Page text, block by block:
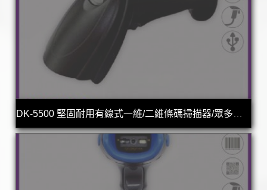
DK-5500 堅固耐用有線式一維/二維條碼掃描器/眾多專案指定款